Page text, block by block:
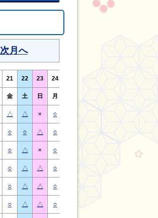
次月へ
21 22 23 24
金 土 日 月
△ △ × ○
○ ○ △ ○ ○
○ △ × ○
○ △ △ ○
○ △ △ ○
○ △ △ ○